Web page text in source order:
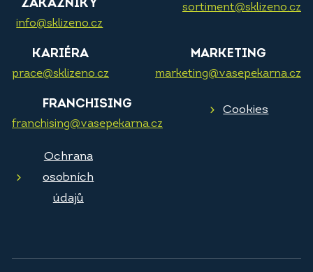
ZÁKAZNÍKY
info@sklizeno.cz
sortiment@sklizeno.cz
KARIÉRA
prace@sklizeno.cz
MARKETING
marketing@vasepekarna.cz
FRANCHISING
franchising@vasepekarna.cz
Cookies
Ochrana
osobních
údajů